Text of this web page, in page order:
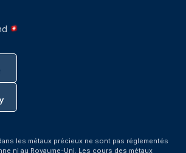
les métaux précieux ne sont pas réglementés
ni au Royaume-Uni. Les cours des métaux